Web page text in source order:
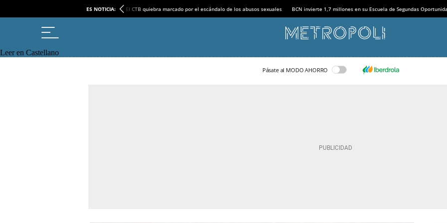
ES NOTICIA: El CTB quiebra marcado por el escándalo de los abusos sexuales BCN invierte 1,7 millones en su Escuela de Segundas
Leer en Castellano
Pásate al MODO AHORRO